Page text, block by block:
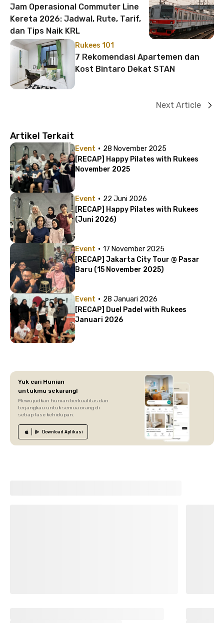
Jam Operasional Commuter Line
Kereta 2026: Jadwal, Rute, Tarif,
dan Tips Naik KRL
Rukees 101
7 Rekomendasi Apartemen dan
Kost Bintaro Dekat STAN
Next Article
Artikel Terkait
Event · 28 November 2025
[RECAP] Happy Pilates with Rukees
November 2025
Event · 22 Juni 2026
[RECAP] Happy Pilates with Rukees
(Juni 2026)
Event · 17 November 2025
[RECAP] Jakarta City Tour @ Pasar
Baru (15 November 2025)
Event · 28 Januari 2026
[RECAP] Duel Padel with Rukees
Januari 2026
Yuk cari Hunian
untukmu sekarang!
Mewujudkan hunian berkualitas dan
terjangkau untuk semua orang di
setiap fase kehidupan.
Download Aplikasi